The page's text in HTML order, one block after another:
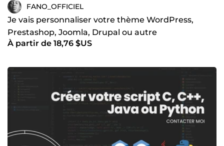
FANO_OFFICIEL
Je vais personnaliser votre thème WordPress,
Prestashop, Joomla, Drupal ou autre
À partir de 18,76 $US